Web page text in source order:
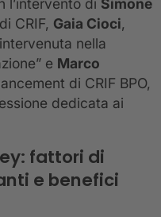
l’intervento di Simone
CRIF, Gaia Cioci,
nella
e Marco
di CRIF BPO,
dedicata ai
fattori di
e benefici